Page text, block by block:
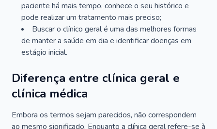
paciente há mais tempo, conhece o seu histórico e
pode realizar um tratamento mais preciso;
Buscar o clínico geral é uma das melhores formas
de manter a saúde em dia e identificar doenças em
estágio inicial.
Diferença entre clínica geral e
clínica médica
Embora os termos sejam parecidos, não correspondem
ao mesmo significado. Enquanto a clínica geral refere-se à